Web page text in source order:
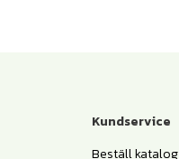
Kundservice
Beställ katalog